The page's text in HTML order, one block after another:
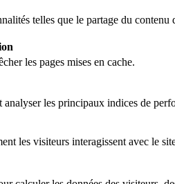
telles que le partage du
les pages mises en cache.
les principaux indices de
les visiteurs interagissent avec le